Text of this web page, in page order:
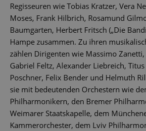
Regisseuren wie Tobias Kratzer, Vera
Moses, Frank Hilbrich, Rosamund
Baumgarten, Herbert Fritsch („Die
Hampe zusammen. Zu ihren
zählen Dirigenten wie Massimo
Gabriel Feltz, Alexander Liebreich,
Poschner, Felix Bender und Helmuth
sie mit bedeutenden Orchestern wie
Philharmonikern, den Bremer
Weimarer Staatskapelle, dem
Kammerorchester, dem Lviv